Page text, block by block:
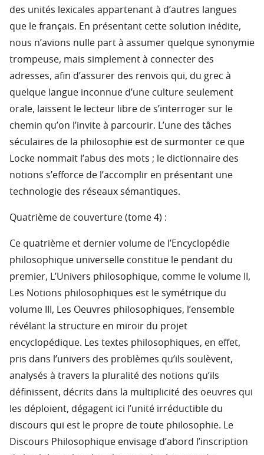
des unités lexicales appartenant à d’autres langues
que le français. En présentant cette solution inédite,
nous n’avions nulle part à assumer quelque synonymie
trompeuse, mais simplement à connecter des
adresses, afin d’assurer des renvois qui, du grec à
quelque langue inconnue d’une culture seulement
orale, laissent le lecteur libre de s’interroger sur le
chemin qu’on l’invite à parcourir. L’une des tâches
séculaires de la philosophie est de surmonter ce que
Locke nommait l’abus des mots ; le dictionnaire des
notions s’efforce de l’accomplir en présentant une
technologie des réseaux sémantiques.
Quatrième de couverture (tome 4) :
Ce quatrième et dernier volume de l’Encyclopédie
philosophique universelle constitue le pendant du
premier, L’Univers philosophique, comme le volume II,
Les Notions philosophiques est le symétrique du
volume III, Les Oeuvres philosophiques, l’ensemble
révélant la structure en miroir du projet
encyclopédique. Les textes philosophiques, en effet,
pris dans l’univers des problèmes qu’ils soulèvent,
analysés à travers la pluralité des notions qu’ils
définissent, décrits dans la multiplicité des oeuvres qui
les déploient, dégagent ici l’unité irréductible du
discours qui est le propre de toute philosophie. Le
Discours Philosophique envisage d’abord l’inscription